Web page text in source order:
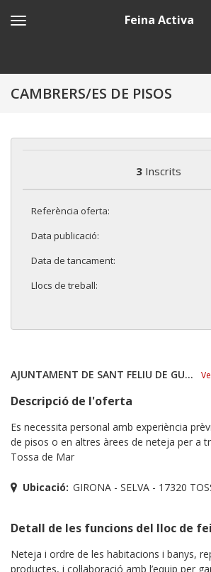
Feina Activa
CAMBRERS/ES DE PISOS
3 Inscrits
Referència oferta:
Data publicació:
Data de tancament:
Llocs de treball:
AJUNTAMENT DE SANT FELIU DE GUÍXOLS
Descripció de l'oferta
Es necessita personal amb experiència
de pisos o en altres àrees de neteja per a
Tossa de Mar
Ubicació: GIRONA - SELVA - 17320
Detall de les funcions del lloc de
Neteja i ordre de les habitacions i banys,
productes, i col·laboració amb l’equip per